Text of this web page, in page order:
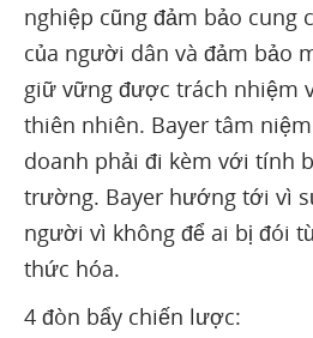
nghiệp cũng đảm bảo cung
của người dân và đảm bảo
giữ vững được trách nhiệm
thiên nhiên. Bayer tâm
doanh phải đi kèm với tính
trường. Bayer hướng tới vì
người vì không để ai bị đói
thức hóa.
4 đòn bẩy chiến lược: